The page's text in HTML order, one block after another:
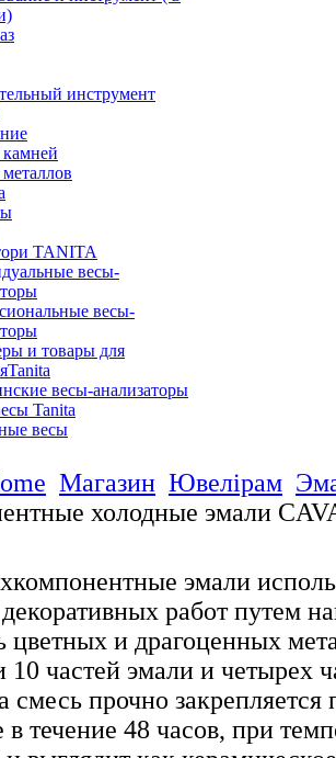
инструмент
TANITA
весы-
весы-
и товары для
весы-анализаторы
Tanita
весы
Магазин Ювелірам
холодные эмали
эмали
работ путем
цветных и драгоценных
частей эмали и четырех
смесь прочно
в течение 48 часов, при